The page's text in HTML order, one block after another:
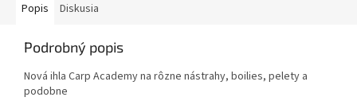
Popis Diskusia
Podrobný popis
Nová ihla Carp Academy na rôzne nástrahy, boilies, pelety a
podobne